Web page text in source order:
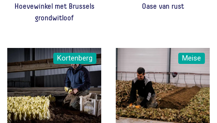
Hoevewinkel met Brussels
grondwitloof
Oase van rust
Kortenberg Meise